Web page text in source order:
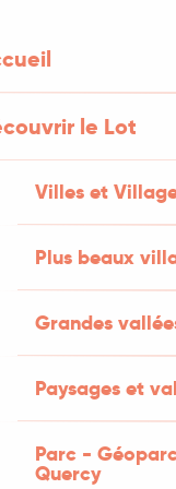
le Lot
Villes et
Plus beaux
Grandes
Paysages et
Parc -
Quercy
de